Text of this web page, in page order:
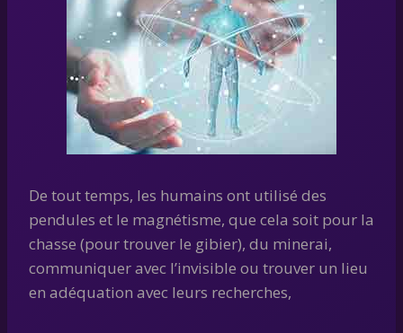
De tout temps, les humains ont utilisé des
pendules et le magnétisme, que cela soit pour la
chasse (pour trouver le gibier), du minerai,
communiquer avec l’invisible ou trouver un lieu
en adéquation avec leurs recherches,